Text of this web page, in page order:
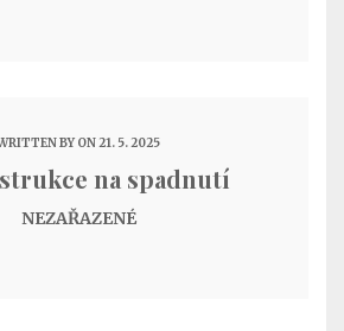
BY ON 21. 5. 2025
na spadnutí
NEZAŘAZENÉ